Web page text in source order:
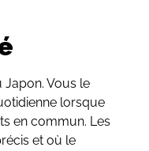
Japon. Vous le
lorsque
en commun. Les
et où le